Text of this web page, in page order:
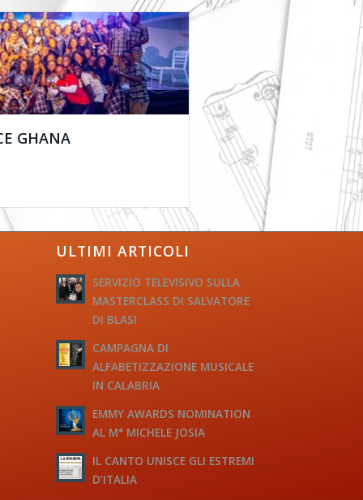
GHANA
ULTIMI ARTICOLI
SERVIZIO TELEVISIVO SULLA
MASTERCLASS DI SALVATORE
DI BLASI
CAMPAGNA DI
ALFABETIZZAZIONE MUSICALE
IN CALABRIA
EMMY AWARDS NOMINATION
AL M° MICHELE JOSIA
IL CANTO UNISCE GLI ESTREMI
D’ITALIA